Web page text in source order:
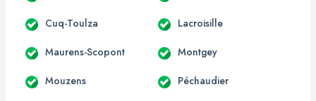
Cuq-Toulza Lacroisille
Maurens-Scopont Montgey
Mouzens Péchaudier